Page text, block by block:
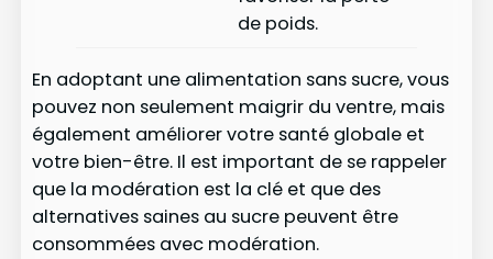
de poids.
En adoptant une alimentation sans sucre, vous
pouvez non seulement maigrir du ventre, mais
également améliorer votre santé globale et
votre bien-être. Il est important de se rappeler
que la modération est la clé et que des
alternatives saines au sucre peuvent être
consommées avec modération.